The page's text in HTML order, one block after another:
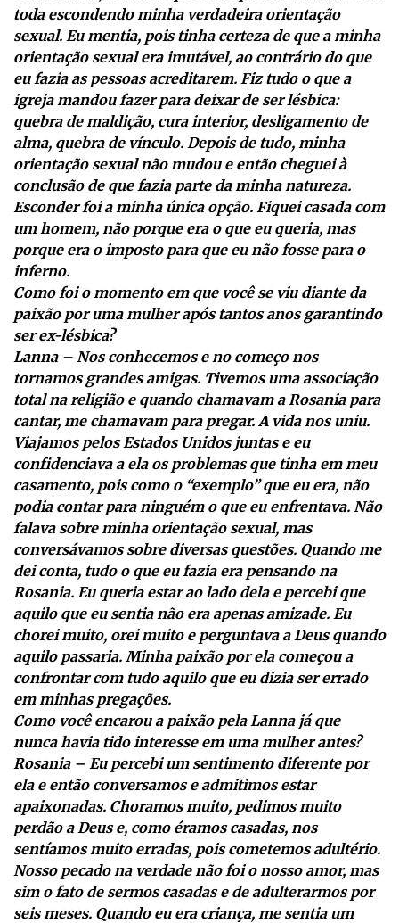
toda escondendo minha verdadeira orientação
sexual. Eu mentia, pois tinha certeza de que a minha
orientação sexual era imutável, ao contrário do que
eu fazia as pessoas acreditarem. Fiz tudo o que a
igreja mandou fazer para deixar de ser lésbica:
quebra de maldição, cura interior, desligamento de
alma, quebra de vínculo. Depois de tudo, minha
orientação sexual não mudou e então cheguei à
conclusão de que fazia parte da minha natureza.
Esconder foi a minha única opção. Fiquei casada com
um homem, não porque era o que eu queria, mas
porque era o imposto para que eu não fosse para o
inferno.
Como foi o momento em que você se viu diante da
paixão por uma mulher após tantos anos garantindo
ser ex-lésbica?
Lanna – Nos conhecemos e no começo nos
tornamos grandes amigas. Tivemos uma associação
total na religião e quando chamavam a Rosania para
cantar, me chamavam para pregar. A vida nos uniu.
Viajamos pelos Estados Unidos juntas e eu
confidenciava a ela os problemas que tinha em meu
casamento, pois como o “exemplo” que eu era, não
podia contar para ninguém o que eu enfrentava. Não
falava sobre minha orientação sexual, mas
conversávamos sobre diversas questões. Quando me
dei conta, tudo o que eu fazia era pensando na
Rosania. Eu queria estar ao lado dela e percebi que
aquilo que eu sentia não era apenas amizade. Eu
chorei muito, orei muito e perguntava a Deus quando
aquilo passaria. Minha paixão por ela começou a
confrontar com tudo aquilo que eu dizia ser errado
em minhas pregações.
Como você encarou a paixão pela Lanna já que
nunca havia tido interesse em uma mulher antes?
Rosania – Eu percebi um sentimento diferente por
ela e então conversamos e admitimos estar
apaixonadas. Choramos muito, pedimos muito
perdão a Deus e, como éramos casadas, nos
sentíamos muito erradas, pois cometemos adultério.
Nosso pecado na verdade não foi o nosso amor, mas
sim o fato de sermos casadas e de adulterarmos por
seis meses. Quando eu era criança, me sentia um